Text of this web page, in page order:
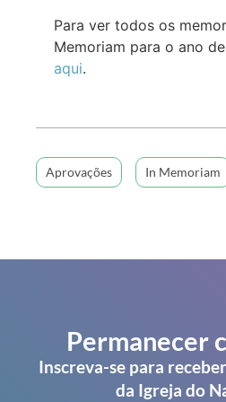
Para ver todos os
Memoriam para o ano
aqui.
Aprovações In Memoriam
Permanecer
Inscreva-se para
da Igreja do